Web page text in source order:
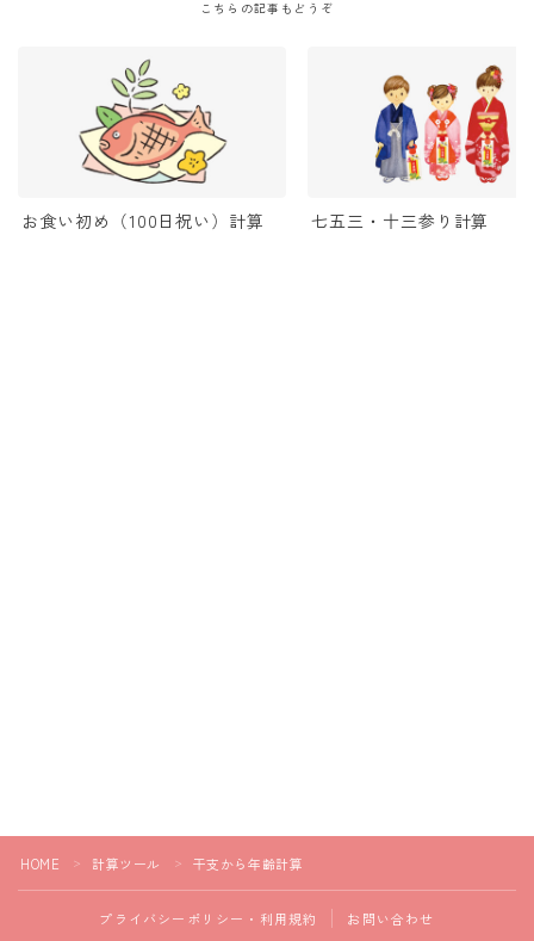
こちらの記事もどうぞ
お食い初め（100日祝い）計算 七五三・十三参り計算
HOME ＞ 計算ツール ＞ 干支から年齢計算
プライバシーポリシー・利用規約 お問い合わせ